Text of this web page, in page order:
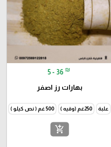
1000غم (كيلو )
5 - 36 ₪
بهارات رز اصفر
علبة 250غم (وقيه ) 500 غم ( نص كيلو )
add_shopping_cart